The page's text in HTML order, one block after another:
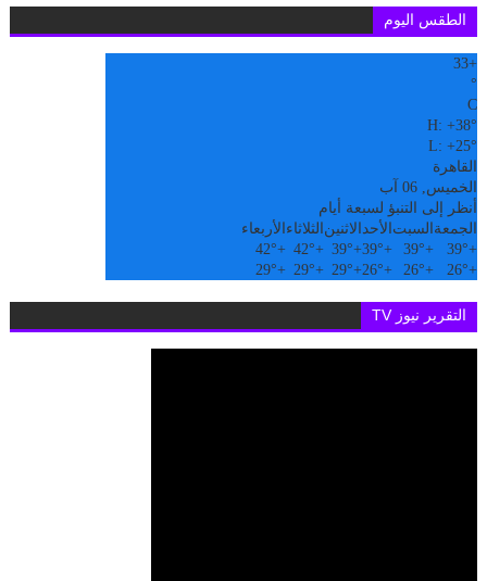
الطقس اليوم
+
33
°
C
H:+38°
L:+25°
القاهرة
الخميس, 06 آب
أنظر إلى التنبؤ لسبعة أيام
الجمعة السبت الأحدالاثنين الثلاثاء الأربعاء
+
39°
+
39°
+
39°
+
39°
+
42°
+
42°
+
26°
+
26°
+
26°
+
29°
+
29°
+
29°
التقرير نيوز TV